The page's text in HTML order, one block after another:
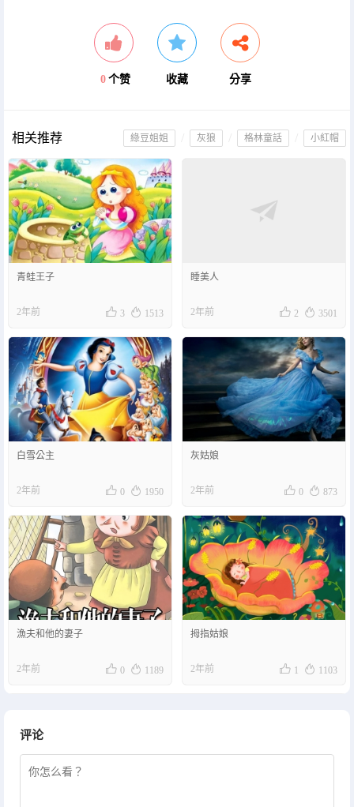
0 个赞 收藏 分享
相关推荐 小紅帽
格林童話
灰狼
綠豆姐姐
青蛙王子
2年前  3  1513
睡美人
2年前  2  3501
白雪公主
2年前  0  1950
灰姑娘
2年前  0  873
漁夫和他的妻子
2年前  0  1189
拇指姑娘
2年前  1  1103
评论